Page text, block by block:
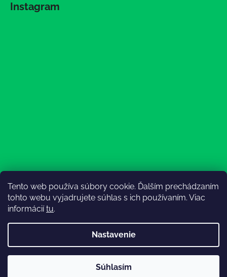
Tento web používa súbory cookie. Ďalším prechádzaním
tohto webu vyjadrujete súhlas s ich používaním. Viac
informáciítu.
Nastavenie
Súhlasím
nedostupná (na email reagujeme nonstop), expedícia ako
Instagram
Sledovať na Instagrame